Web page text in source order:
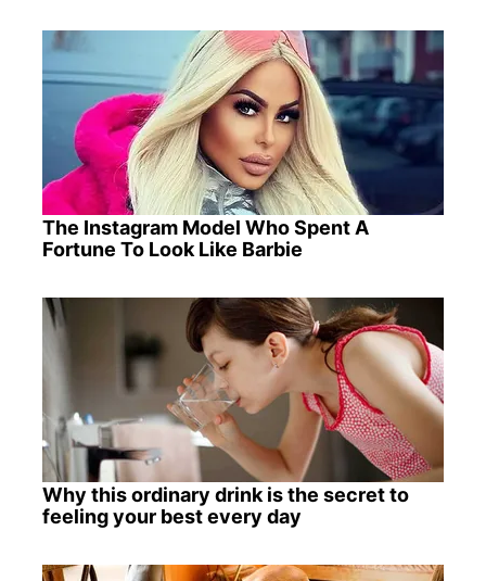
The Instagram Model Who Spent A
Fortune To Look Like Barbie
Why this ordinary drink is the secret to
feeling your best every day